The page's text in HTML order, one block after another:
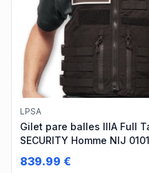
LPSA
Gilet pare balles IIIA Full
SECURITY Homme NIJ
839.99 €